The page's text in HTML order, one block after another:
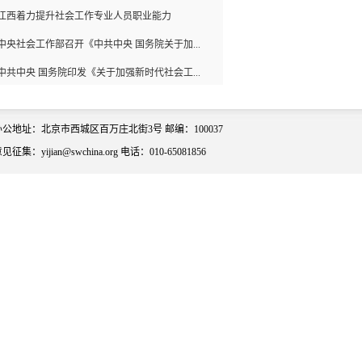
西着力提升社会工作专业人员职业能力
央社会工作部召开《中共中央 国务院关于加...
共中央 国务院印发《关于加强新时代社会工...
公地址：北京市西城区百万庄北街3号 邮编：100037
见征集：yijian@swchina.org 电话：010-65081856